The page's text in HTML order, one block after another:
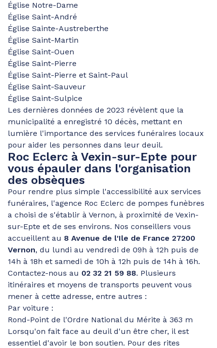
Église Notre-Dame
Église Saint-André
Église Sainte-Austreberthe
Église Saint-Martin
Église Saint-Ouen
Église Saint-Pierre
Église Saint-Pierre et Saint-Paul
Église Saint-Sauveur
Église Saint-Sulpice
Les dernières données de 2023 révèlent que la
municipalité a enregistré 10 décès, mettant en
lumière l'importance des services funéraires locaux
pour aider les personnes dans leur deuil.
Roc Eclerc à Vexin-sur-Epte pour
vous épauler dans l'organisation
des obsèques
Pour rendre plus simple l'accessibilité aux services
funéraires, l'agence Roc Eclerc de pompes funèbres
a choisi de s'établir à Vernon, à proximité de Vexin-
sur-Epte et de ses environs. Nos conseillers vous
accueillent au 8 Avenue de l'Ile de France 27200
Vernon, du lundi au vendredi de 09h à 12h puis de
14h à 18h et samedi de 10h à 12h puis de 14h à 16h.
Contactez-nous au 02 32 21 59 88. Plusieurs
itinéraires et moyens de transports peuvent vous
mener à cette adresse, entre autres :
Par voiture :
Rond-Point de l'Ordre National du Mérite à 363 m
Lorsqu'on fait face au deuil d'un être cher, il est
essentiel d'avoir le bon soutien. Pour des rites